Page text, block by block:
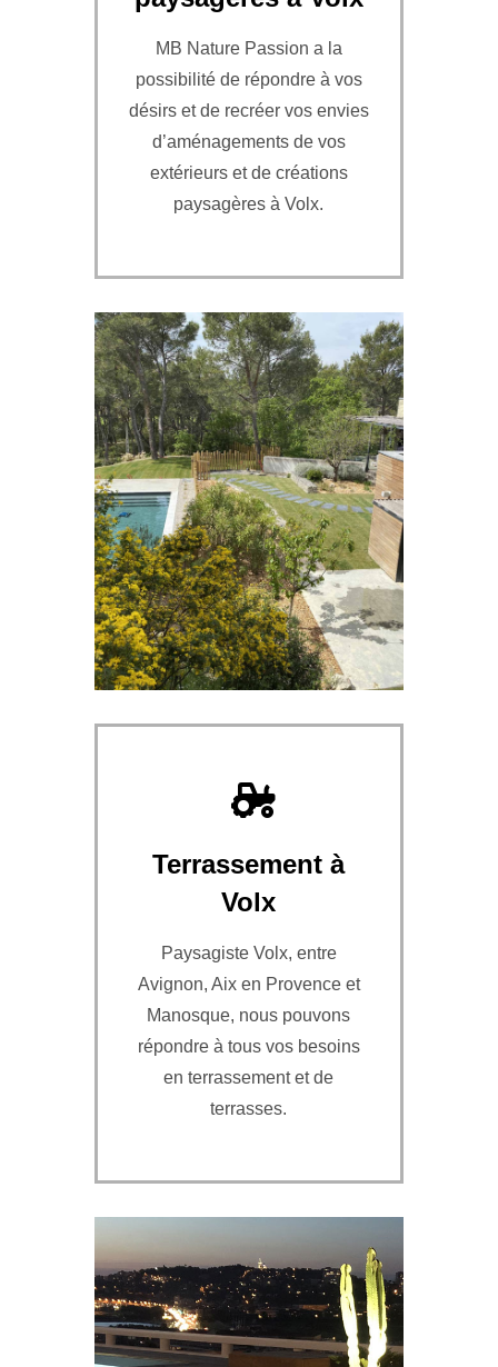
MB Nature Passion a la
possibilité de répondre à vos
désirs et de recréer vos envies
d’aménagements de vos
extérieurs et de créations
paysagères à Volx.
Terrassement à
Volx
Paysagiste Volx, entre
Avignon, Aix en Provence et
Manosque, nous pouvons
répondre à tous vos besoins
en terrassement et de
terrasses.